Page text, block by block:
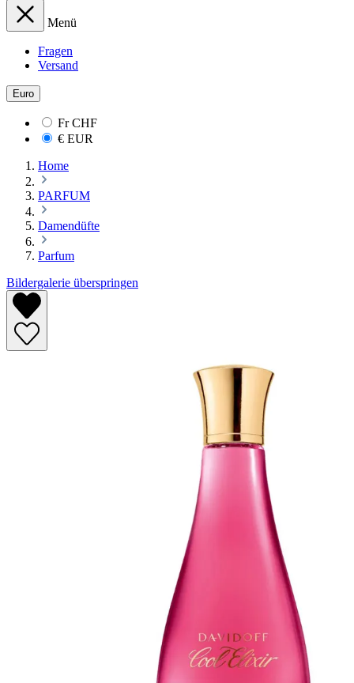
Menü
Fragen
Versand
Euro
FrCHF
€ EUR
Home
PARFUM
Damendüfte
Parfum
Bildergalerie überspringen